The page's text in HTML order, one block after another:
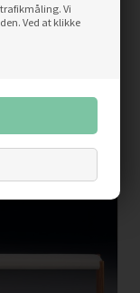
Vi
Ved at klikke
MODEL 44 -
i palisander